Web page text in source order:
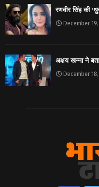
रणवीर सिंह की
December
अक्षय खन्ना ने
December